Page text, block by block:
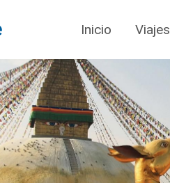
Inicio Viajes